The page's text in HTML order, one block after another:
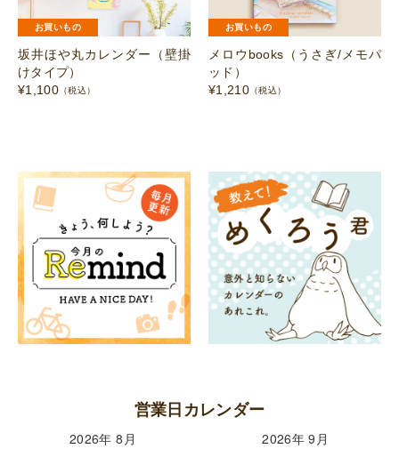
お買いもの
坂井ほや丸カレンダー（壁掛
けタイプ）
¥1,100 （税込）
お買いもの
メロウbooks（うさぎ/メモパ
ッド）
¥1,210 （税込）
営業日カレンダー
2026年 8月
2026年 9月